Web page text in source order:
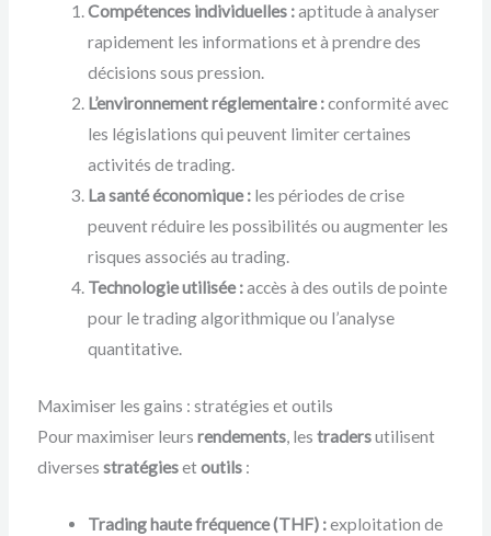
Compétences individuelles :aptitude à analyser
rapidement les informations et à prendre des
décisions sous pression.
L’environnement réglementaire :conformité avec
les législations qui peuvent limiter certaines
activités de trading.
La santé économique : les périodes de crise
peuvent réduire les possibilités ou augmenter les
risques associés au trading.
Technologie utilisée :accès à des outils de pointe
pour le trading algorithmique ou l’analyse
quantitative.
Maximiser les gains : stratégies et outils
Pour maximiser leurs rendements, les tradersutilisent
diverses stratégiesetoutils:
Trading haute fréquence (THF) :exploitation de